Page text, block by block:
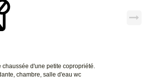
chaussée d'une petite copropriété.
chambre, salle d'eau wc